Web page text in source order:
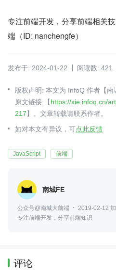
专注前端开发，分享前端相关
端（ID: nanchengfe）
发布于: 2024-01-22 阅读数: 421
版权声明: 本文为 InfoQ 作者【南
原文链接:【https://xie.infoq.cn/
217】。文章转载请联系作者。
如对本文有异议，可点此反馈
JavaScript 前端
南城FE
公众号@南城大前端
2019-02-12
专注前端开发，分享前端知识
评论